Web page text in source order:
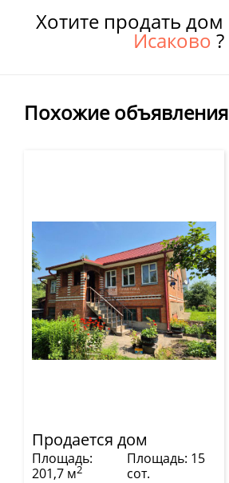
Похожие объявления
Продается дом
Площадь:
201,7 м2
Площадь: 15
сот.
Хотите продать дом
Исаково ?